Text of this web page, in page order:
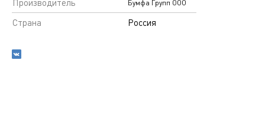
Производитель
Бумфа Групп ООО
Страна Россия